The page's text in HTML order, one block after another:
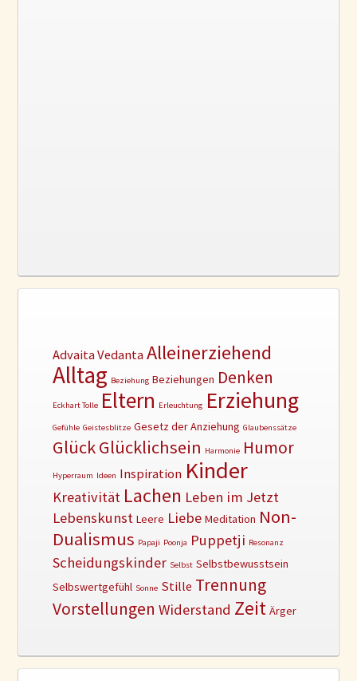
Advaita Vedanta Alleinerziehend
Alltag Beziehung Beziehungen Denken
Eckhart Tolle Eltern Erleuchtung Erziehung
Gefühle Geistesblitze Gesetz der Anziehung Glaubenssätze
GlückGlücklichsein Harmonie Humor
Hyperraum Ideen Inspiration Kinder
Kreativität Lachen Leben im Jetzt
Lebenskunst Leere Liebe Meditation Non-
Dualismus Papaji Poonja Puppetji Resonanz
Scheidungskinder Selbst Selbstbewusstsein
Selbswertgefühl Sonne Stille Trennung
Vorstellungen Widerstand Zeit Ärger